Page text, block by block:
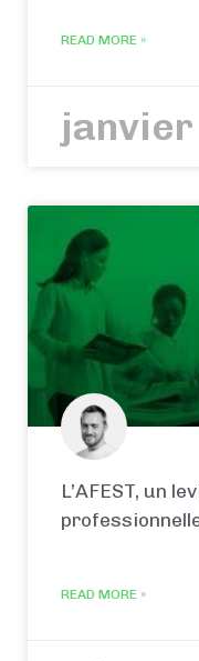
READ MORE »
L’AFEST, un
READ MORE »